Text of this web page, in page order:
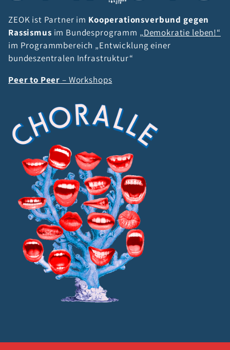
ZEOK ist Partner im Kooperationsverbund gegen
Rassismus im Bundesprogramm „Demokratie leben!“
im Programmbereich „Entwicklung einer
bundeszentralen Infrastruktur“
Peer to Peer – Workshops